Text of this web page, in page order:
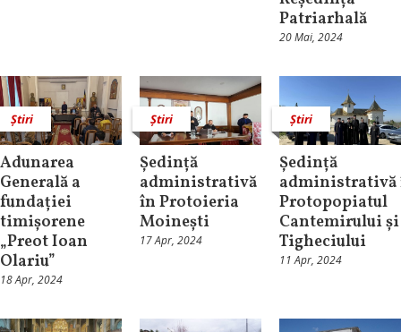
Patriarhală
20 Mai, 2024
Știri
Adunarea
Generală a
fundației
timișorene
„Preot Ioan
Olariu”
18 Apr, 2024
Știri
Ședință
administrativă
în Protoieria
Moinești
17 Apr, 2024
Știri
Ședință
administrativă
Protopopiatul
Cantemirului și
Tigheciului
11 Apr, 2024